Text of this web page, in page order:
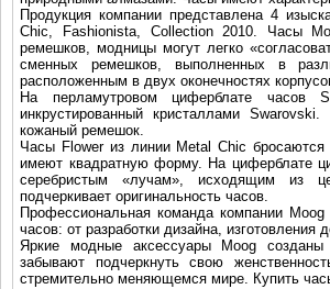
Продукция компании представлена 4
Chic, Fashionista, Collection 2010. Часы
ремешков, модницы могут легко
сменных ремешков, выполненных в
расположенным в двух оконечностях
На перламутровом циферблате часов
инкрустированный кристаллами
кожаный ремешок.
Часы Flower из линии Metal Chic бросаются
имеют квадратную форму. На циферблате
серебристым «лучам», исходящим из
подчеркивает оригинальность часов.
Профессиональная команда компании
часов: от разработки дизайна, изготовления
Яркие модные аксессуары Moog
забывают подчеркнуть свою
стремительно меняющемся мире. Купить